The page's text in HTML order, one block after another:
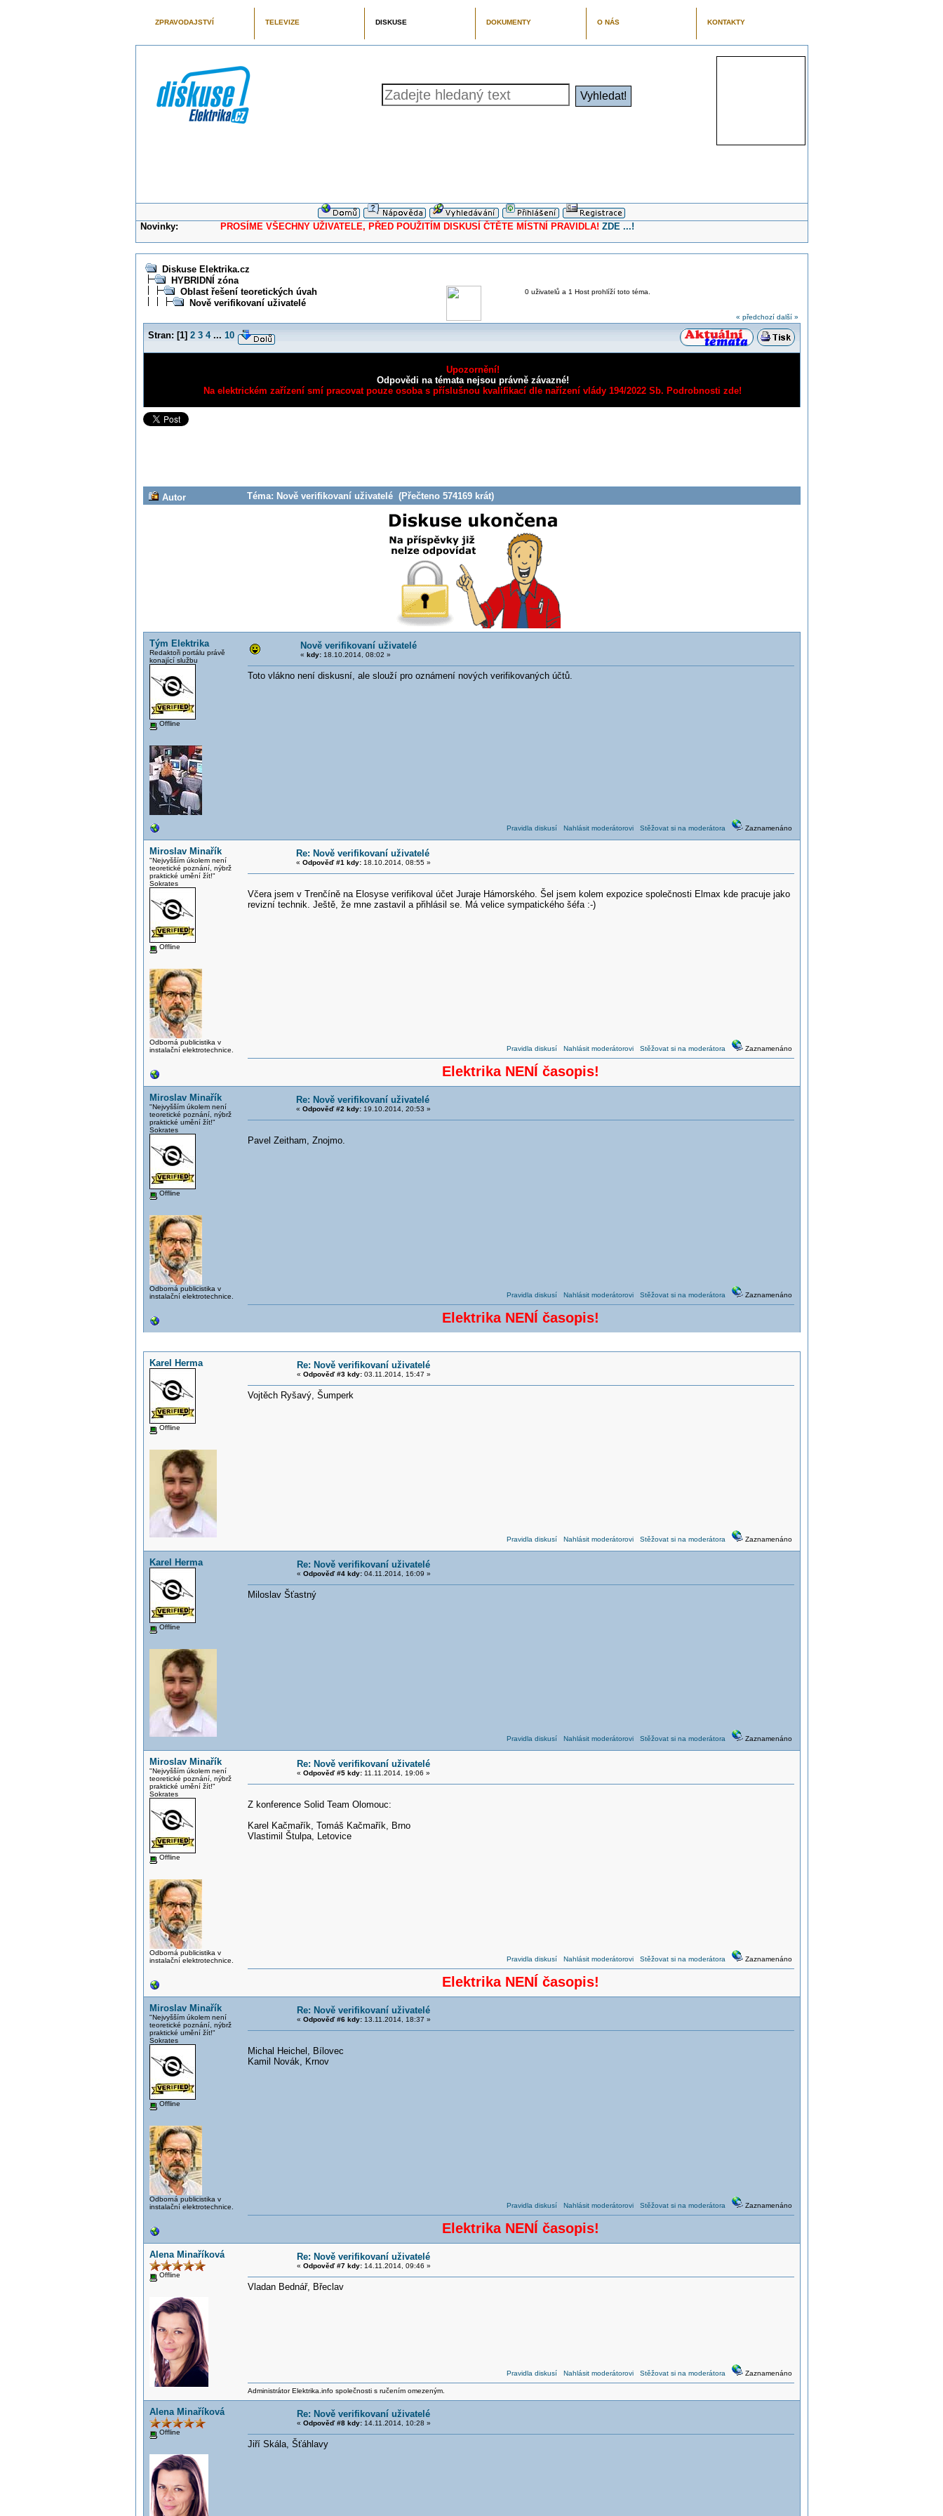
ZPRAVODAJSTVÍ TELEVIZE DISKUSE DOKUMENTY O NÁS KONTAKTY
Novinky: PROSÍME VŠECHNY UŽIVATELE, PŘED POUŽITÍM DISKUSÍ ČTĚTE MÍSTNÍ PRAVIDLA! ZDE ...!
Diskuse Elektrika.cz
HYBRIDNÍ zóna
Oblast řešení teoretických úvah
Nově verifikovaní uživatelé
0 uživatelů a 1 Host prohlíží toto téma.
« předchozí další »
Stran: [1] 2 3 4 ... 10
Upozornění!
Odpovědi na témata nejsou právně závazné!
Na elektrickém zařízení smí pracovat pouze osoba s příslušnou kvalifikací dle nařízení vlády 194/2022 Sb. Podrobnosti zde!
Autor Téma: Nově verifikovaní uživatelé (Přečteno 574169 krát)
Tým Elektrika
Redaktoři portálu právě
konající službu
Offline
Nově verifikovaní uživatelé
« kdy:18.10.2014, 08:02 »
Toto vlákno není diskusní, ale slouží pro oznámení nových verifikovaných účtů.
Pravidla diskusí Nahlásit moderátorovi Stěžovat si na moderátora Zaznamenáno
Miroslav Minařík
"Nejvyšším úkolem není
teoretické poznání, nýbrž
praktické umění žít!"
Sokrates
Offline
Odborná publicistika v
instalační elektrotechnice.
Re: Nově verifikovaní uživatelé
« Odpověď #1 kdy:18.10.2014, 08:55 »
Včera jsem v Trenčíně na Elosyse verifikoval účet Juraje Hámorského. Šel jsem kolem expozice společnosti Elmax kde pracuje jako
revizní technik. Ještě, že mne zastavil a přihlásil se. Má velice sympatického šéfa :-)
Pravidla diskusí Nahlásit moderátorovi Stěžovat si na moderátora Zaznamenáno
Elektrika NENÍ časopis!
Miroslav Minařík
"Nejvyšším úkolem není
teoretické poznání, nýbrž
praktické umění žít!"
Sokrates
Offline
Odborná publicistika v
instalační elektrotechnice.
Re: Nově verifikovaní uživatelé
« Odpověď #2 kdy:19.10.2014, 20:53 »
Pavel Zeitham, Znojmo.
Pravidla diskusí Nahlásit moderátorovi Stěžovat si na moderátora Zaznamenáno
Elektrika NENÍ časopis!
Karel Herma
Offline
Re: Nově verifikovaní uživatelé
« Odpověď #3 kdy:03.11.2014, 15:47 »
Vojtěch Ryšavý, Šumperk
Pravidla diskusí Nahlásit moderátorovi Stěžovat si na moderátora Zaznamenáno
Karel Herma
Offline
Re: Nově verifikovaní uživatelé
« Odpověď #4 kdy:04.11.2014, 16:09 »
Miloslav Šťastný
Pravidla diskusí Nahlásit moderátorovi Stěžovat si na moderátora Zaznamenáno
Miroslav Minařík
"Nejvyšším úkolem není
teoretické poznání, nýbrž
praktické umění žít!"
Sokrates
Offline
Odborná publicistika v
instalační elektrotechnice.
Re: Nově verifikovaní uživatelé
« Odpověď #5 kdy:11.11.2014, 19:06 »
Z konference Solid Team Olomouc:
Karel Kačmařík, Tomáš Kačmařík, Brno
Vlastimil Štulpa, Letovice
Pravidla diskusí Nahlásit moderátorovi Stěžovat si na moderátora Zaznamenáno
Elektrika NENÍ časopis!
Miroslav Minařík
"Nejvyšším úkolem není
teoretické poznání, nýbrž
praktické umění žít!"
Sokrates
Offline
Odborná publicistika v
instalační elektrotechnice.
Re: Nově verifikovaní uživatelé
« Odpověď #6 kdy:13.11.2014, 18:37 »
Michal Heichel, Bílovec
Kamil Novák, Krnov
Pravidla diskusí Nahlásit moderátorovi Stěžovat si na moderátora Zaznamenáno
Elektrika NENÍ časopis!
Alena Minaříková
Offline
Re: Nově verifikovaní uživatelé
« Odpověď #7 kdy:14.11.2014, 09:46 »
Vladan Bednář, Břeclav
Pravidla diskusí Nahlásit moderátorovi Stěžovat si na moderátora Zaznamenáno
Administrátor Elektrika.info společnosti s ručením omezeným.
Alena Minaříková
Offline
Re: Nově verifikovaní uživatelé
« Odpověď #8 kdy:14.11.2014, 10:28 »
Jiří Skála, Šťáhlavy